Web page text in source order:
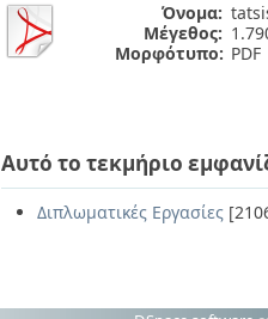
Όνομα:
Μέγεθος:
Μορφότυπο: PDF
Αυτό το τεκμήριο
Διπλωματικές Εργασίες